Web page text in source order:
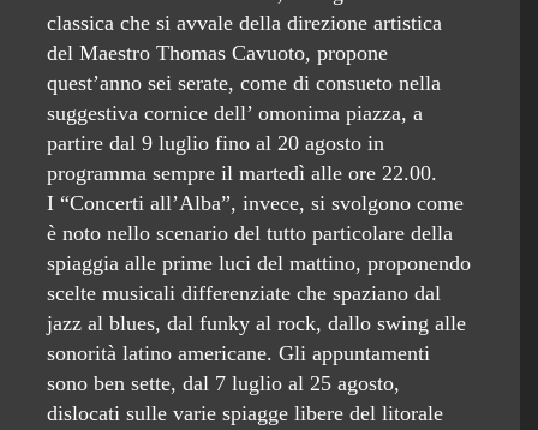
classica che si avvale della direzione artistica
del Maestro Thomas Cavuoto, propone
quest’anno sei serate, come di consueto nella
suggestiva cornice dell’ omonima piazza, a
partire dal 9 luglio fino al 20 agosto in
programma sempre il martedì alle ore 22.00.
I “Concerti all’Alba”, invece, si svolgono come
è noto nello scenario del tutto particolare della
spiaggia alle prime luci del mattino, proponendo
scelte musicali differenziate che spaziano dal
jazz al blues, dal funky al rock, dallo swing alle
sonorità latino americane. Gli appuntamenti
sono ben sette, dal 7 luglio al 25 agosto,
dislocati sulle varie spiagge libere del litorale